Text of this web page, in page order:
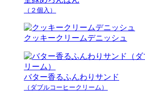
（２個入）
クッキークリームデニッシュ
バター香るふんわりサンド
（ダブルコーヒークリーム）